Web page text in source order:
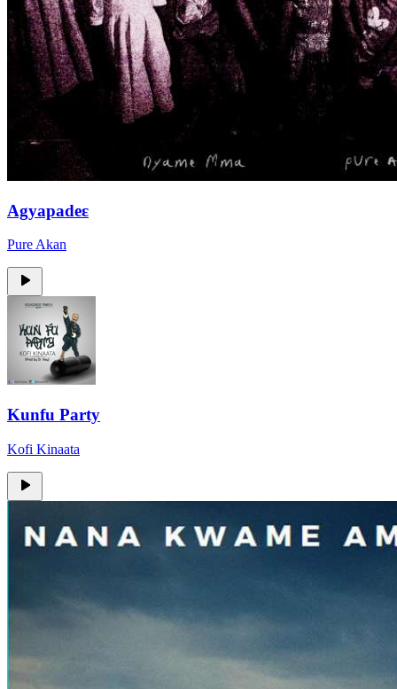
Agyapadeɛ
Pure Akan
Kunfu Party
Kofi Kinaata